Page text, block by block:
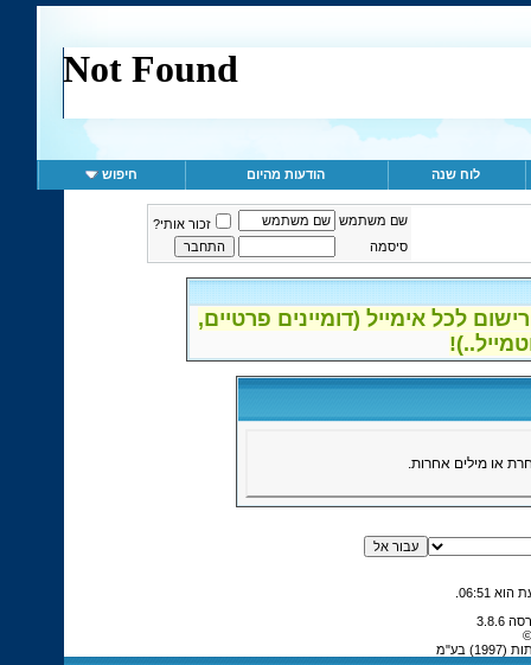
לוח שנה הודעות מהיום חיפוש
שם משתמש
זכור אותי?
סיסמה
לכל אימייל (דומיינים פרטיים,
או מילים אחרות.
06:51
בע"מ